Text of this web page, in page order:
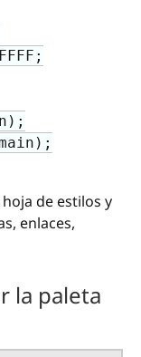
de estilos y
enlaces,
la paleta